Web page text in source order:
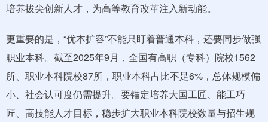
培养拔尖创新人才，为高等教育改革注入新动能。
更重要的是，“优本扩容”不能只盯着普通本科，还要同步做强
职业本科。截至2025年9月，全国有高职（专科）院校1562
所、职业本科院校87所，职业本科占比不足6%，总体规模偏
小、社会认可度仍需提升。要锚定培养大国工匠、能工巧
匠、高技能人才目标，稳步扩大职业本科院校数量与招生规